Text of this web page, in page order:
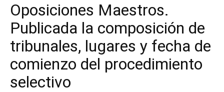
Oposiciones Maestros.
Publicada la composición de
tribunales, lugares y fecha de
comienzo del procedimiento
selectivo